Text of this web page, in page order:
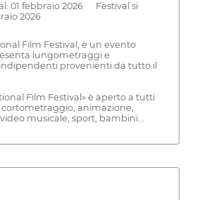
01 febbraio 2026 Festival si
2026
Film Festival, è un evento
lungometraggi e
provenienti da tutto il
Film Festival» è aperto a tutti
animazione,
musicale, sport, bambini...